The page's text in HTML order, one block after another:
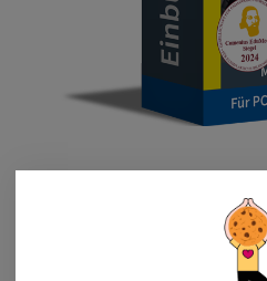
und Smartphone